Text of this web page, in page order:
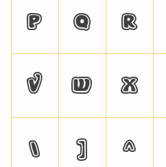
P Q R
V W X
\ ] ^